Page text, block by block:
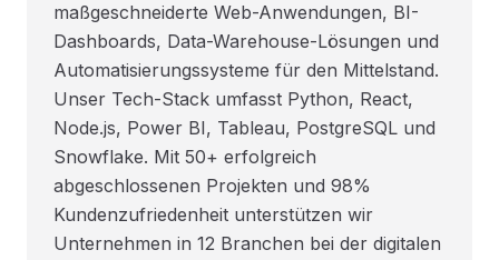
maßgeschneiderte Web-Anwendungen, BI-
Dashboards, Data-Warehouse-Lösungen und
Automatisierungssysteme für den Mittelstand.
Unser Tech-Stack umfasst Python, React,
Node.js, Power BI, Tableau, PostgreSQL und
Snowflake. Mit 50+ erfolgreich
abgeschlossenen Projekten und 98%
Kundenzufriedenheit unterstützen wir
Unternehmen in 12 Branchen bei der digitalen